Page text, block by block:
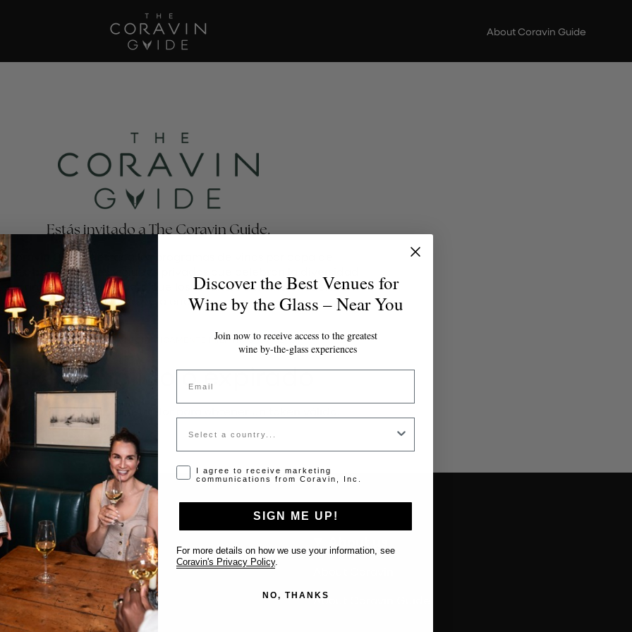
About Coravin Guide
Estás invitado a The Coravin Guide.
Coravin Guide destaca los programas de vinos por copa de
bares, hoteles y clubes privados que celebran la diversidad
del vino, para que los amantes del vino encuentren
la copa perfecta para cualquier ocasión.
~10 MINUTOSGUARDA AUTOMÁTICAMENTE MIENTRAS AVANZAS
Token inválido o expirado
contacta al administrador para obtener un token válido.
Support
Contact us
List Your Venue
FAQ’s
About Coravin Guide
Discover the Best Venues for
Wine by the Glass – Near You
Join now to receive access to the greatest
wine by-the-glass experiences
Email
Country
Opt-in disclaimer
I agree to receive marketing
communications from Coravin, Inc.
SIGN ME UP!
For more details on how we use your information, see
Coravin's Privacy Policy
NO, THANKS